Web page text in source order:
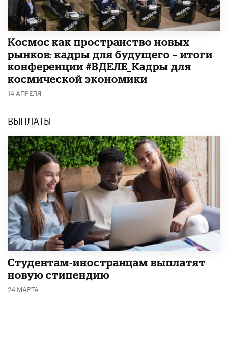
Космос как пространство новых
рынков: кадры для будущего – итоги
конференции #ВДЕЛЕ_Кадры для
космической экономики
14 АПРЕЛЯ
ВЫПЛАТЫ
Студентам-иностранцам выплатят
новую стипендию
24 МАРТА